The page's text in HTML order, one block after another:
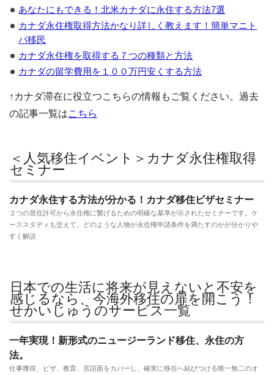
あなたにもできる！北米カナダに永住する方法7選
カナダ永住権取得方法かなり詳しく教えます！簡単マニト
バ移民
カナダ永住権を取得する７つの種類と方法
カナダの留学費用を１００万円安くする方法
↑カナダ滞在に役立つこちらの情報もご覧ください。過去
の記事一覧はこちら
＜人気移住イベント＞カナダ永住権取得
セミナー
カナダ永住する方法が分かる！カナダ移住ビザセミナー
２つの居住許可から永住権に繋げるための明確な基準が示されたセミナーです。ケ
ーススタディも交えて、どのような人物が永住権申請条件を満たすのかが分かりや
すく解説
日本での生活に将来が見えないと不安を
感じるなら、今海外移住の扉を開こう！
せかいじゅうのサービス一覧
一年実現！新形式のニュージーランド移住、永住の方
法。
仕事獲得、ビザ、教育、言語面をカバーし、確実に移住へ結びつける唯一無二のオ